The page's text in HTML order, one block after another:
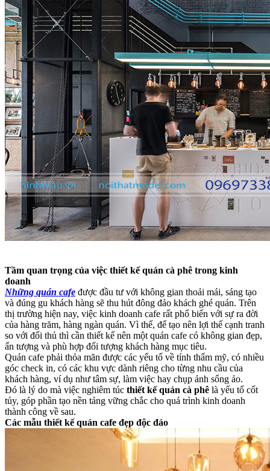
Tầm quan trọng của việc thiết kế quán cà phê trong kinh
doanh
Những quán cafe được đầu tư với không gian thoải mái, sáng tạo
và đúng gu khách hàng sẽ thu hút đông đảo khách ghé quán. Trên
thị trường hiện nay, việc kinh doanh cafe rất phổ biến với sự ra đời
của hàng trăm, hàng ngàn quán. Vì thế, để tạo nên lợi thế cạnh tranh
so với đối thủ thì cần thiết kế nên một quán cafe có không gian đẹp,
ấn tượng và phù hợp đối tượng khách hàng mục tiêu.
Quán cafe phải thỏa mãn được các yếu tố về tính thẩm mỹ, có nhiều
góc check in, có các khu vực dành riêng cho từng nhu cầu của
khách hàng, ví dụ như tâm sự, làm việc hay chụp ảnh sống ảo.
Đó là lý do mà việc nghiêm túc thiết kế quán cà phê là yếu tố cốt
tủy, góp phần tạo nền tảng vững chắc cho quá trình kinh doanh
thành công về sau.
Các mẫu thiết kế quán cafe đẹp độc đáo